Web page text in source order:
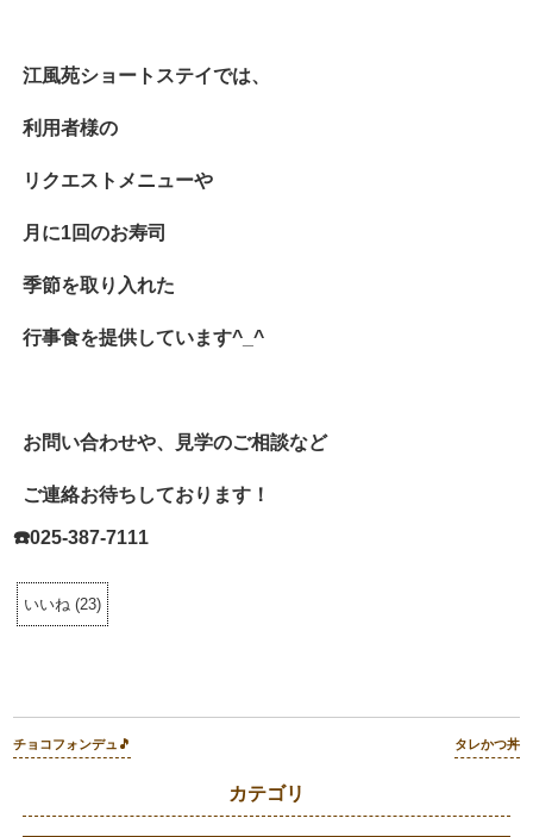
江風苑ショートステイでは、
利用者様の
リクエストメニューや
月に1回のお寿司
季節を取り入れた
行事食を提供しています^_^
お問い合わせや、見学のご相談など
ご連絡お待ちしております！
☎️025-387-7111
いいね (23)
チョコフォンデュ🎵 タレかつ丼
カテゴリ